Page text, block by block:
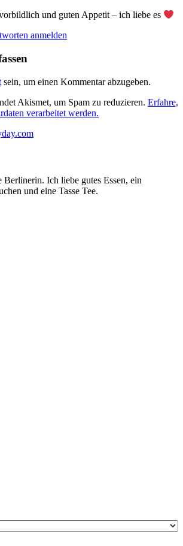
und guten Appetit – ich liebe es
anmelden
sein, um einen Kommentar abzugeben.
Akismet, um Spam zu reduzieren. Erfahre,
verarbeitet werden.
Berlinerin. Ich liebe gutes Essen, ein
und eine Tasse Tee.